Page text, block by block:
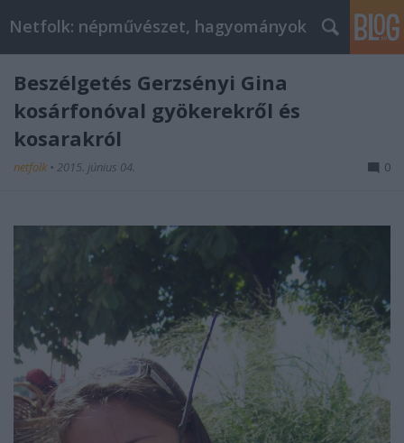
Netfolk: népművészet, hagyományok
Beszélgetés Gerzsényi Gina
kosárfonóval gyökerekről és
kosarakról
netfolk • 2015. június 04. 0